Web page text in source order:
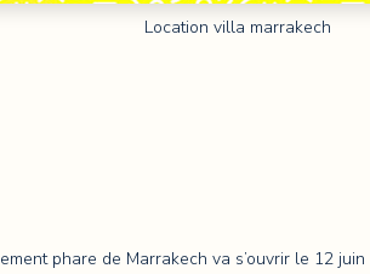
Location villa marrakech
phare de Marrakech va s’ouvrir le 12